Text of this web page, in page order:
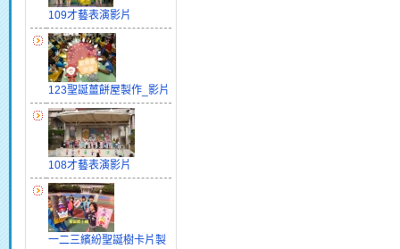
109才藝表演影片
123聖誕薑餅屋製作_影片
108才藝表演影片
一二三繽紛聖誕樹卡片製